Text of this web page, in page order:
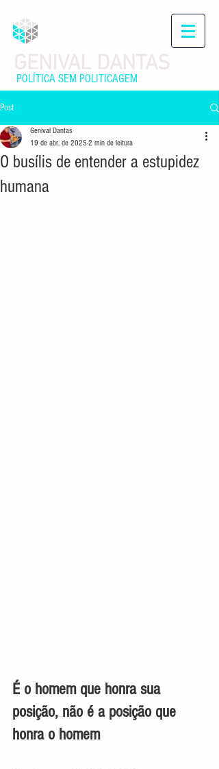
POLÍTICA SEM POLITICAGEM
Post
O busílis de entender a estupidez
humana
Genival Dantas
19 de abr. de 2025 2 min de leitura
É o homem que honra sua
posição, não é a posição que
honra o homem